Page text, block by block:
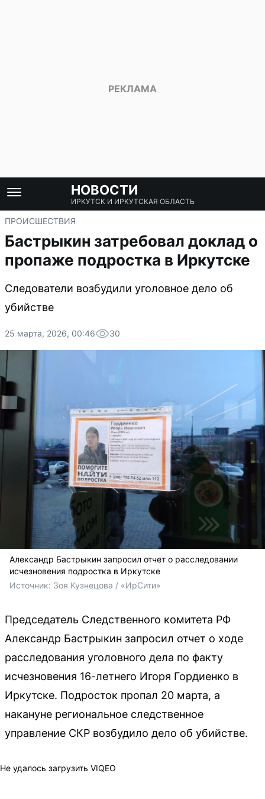
НОВОСТИ
ИРКУТСК И ИРКУТСКАЯ ОБЛАСТЬ
ПРОИСШЕСТВИЯ
Бастрыкин затребовал доклад о
пропаже подростка в Иркутске
Следователи возбудили уголовное дело об
убийстве
25 марта, 2026, 00:46 30
Александр Бастрыкин запросил отчет о расследовании
исчезновения подростка в Иркутске
Источник: Зоя Кузнецова / «ИрСити»
Председатель Следственного комитета РФ
Александр Бастрыкин запросил отчет о ходе
расследования уголовного дела по факту
исчезновения 16-летнего Игоря Гордиенко в
Иркутске. Подросток пропал 20 марта, а
накануне региональное следственное
управление СКР возбудило дело об убийстве.
Не удалось загрузить VIQEO